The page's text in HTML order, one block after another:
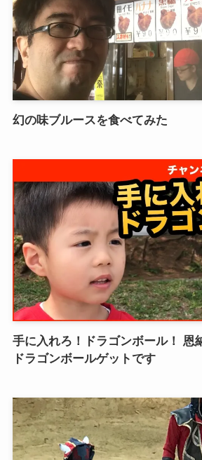
幻の味ブルースを食べてみた
手に入れろ！ドラゴンボール！ 恩
ドラゴンボールゲットです